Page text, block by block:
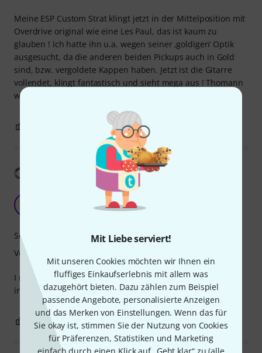
Mit Liebe serviert!
Mit unseren Cookies möchten wir Ihnen ein
fluffiges Einkaufserlebnis mit allem was
dazugehört bieten. Dazu zählen zum Beispiel
passende Angebote, personalisierte Anzeigen
und das Merken von Einstellungen. Wenn das für
Sie okay ist, stimmen Sie der Nutzung von Cookies
für Präferenzen, Statistiken und Marketing
einfach durch einen Klick auf „Geht klar“ zu (alle
Meine ESP Custom Strat klingt jetzt in der Mittelposition mit
Overdrive original wie eine Les Paul, das ist kaum zu
glauben ! Ich hatte ihn u.a. wegen seiner ‚goldigen‘ Optik
ausgesucht, da die anderen beiden Pickups auch in Gold
sind, bzw. vergoldete Kappen haben. Jetzt ist die Gitarre
vollendet, klingt fantastisch und sieht mega aus ! Thomann
wie immer Tiptop in allem !
BEWERTUNG MELDEN
Übersetzung anzeigen
dusandelucia 13.02.2024
I made my Ibanez RG550 sound like strat when i need it 😀
in the middle position of course :)
Sound
Verarbeitung
0 BEWERTUNG MELDEN